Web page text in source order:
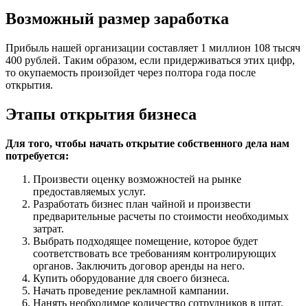
Возможный размер заработка
Прибыль нашей организации составляет 1 миллион 108 тысяч
400 рублей. Таким образом, если придерживаться этих цифр,
то окупаемость произойдет через полтора года после
открытия.
Этапы открытия бизнеса
Для того, чтобы начать открытие собственного дела нам
потребуется:
Произвести оценку возможностей на рынке
предоставляемых услуг.
Разработать бизнес план чайной и произвести
предварительные расчеты по стоимости необходимых
затрат.
Выбрать подходящее помещение, которое будет
соответствовать все требованиям контролирующих
органов. Заключить договор аренды на него.
Купить оборудование для своего бизнеса.
Начать проведение рекламной кампании.
Нанять необходимое количество сотрудников в штат.